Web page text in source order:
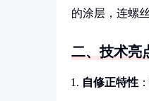
的涂层，连螺
二、技术亮
自修正特性